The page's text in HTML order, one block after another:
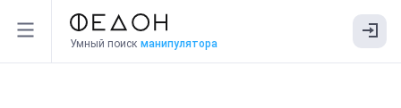
Умный поиск манипулятора